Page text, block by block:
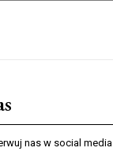
nas w social media